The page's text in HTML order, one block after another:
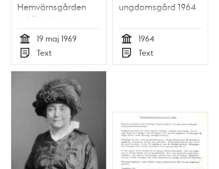
Hemvärnsgården
vid Tensta som
samlingslokal för
ungdoms- och
föreningsverksamhet
- Stadsfullmäktige
Tid
19 maj 1969
Typ
Text
ungdomsgård 1964
Tid
1964
Typ
Text